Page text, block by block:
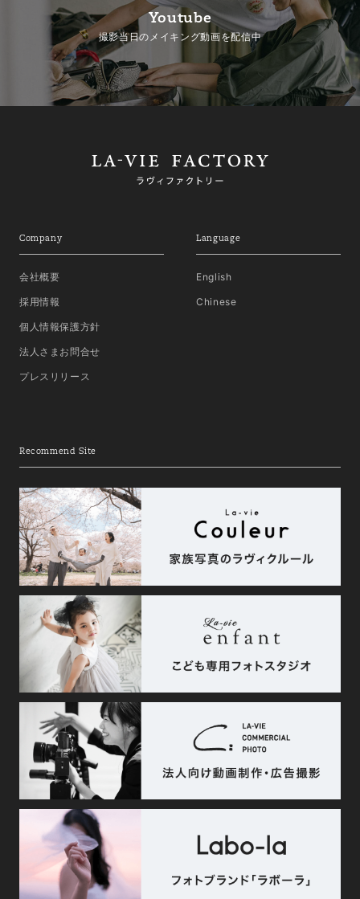
Youtube
撮影当日のメイキング動画を配信中
Company
会社概要
採用情報
個人情報保護方針
法人さまお問合せ
プレスリリース
Language
English
Chinese
Recommend Site